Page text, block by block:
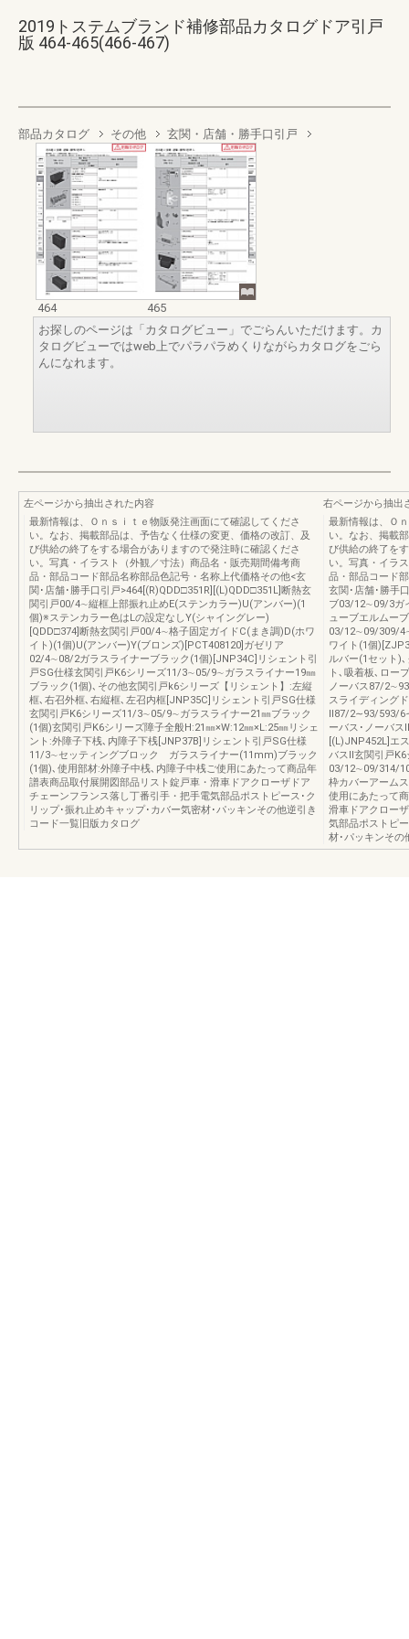
2019トステムブランド補修部品カタログドア引戸
版 464-465(466-467)
部品カタログ その他 玄関・店舗・勝手口引戸
464
465
お探しのページは「カタログビュー」でごらんいただけます。カ
タログビューではweb上でパラパラめくりながらカタログをごら
んになれます。
左ページから抽出された内容
最新情報は、Ｏｎｓｉｔｅ物販発注画面にて確認してくださ
い。なお、掲載部品は、予告なく仕様の変更、価格の改訂、及
び供給の終了をする場合がありますので発注時に確認くださ
い。写真・イラスト（外観／寸法）商品名・販売期間備考商
品・部品コード部品名称部品色記号・名称上代価格その他<玄
関･店舗･勝手口引戸>464[(R)QDD□351R][(L)QDD□351L]断熱玄
関引戸00/4∼縦框上部振れ止めE(ステンカラー)U(アンバー)(1
個)※ステンカラー色はLの設定なしY(シャイングレー)
[QDD□374]断熱玄関引戸00/4∼格子固定ガイドC(まき調)D(ホワ
イト)(1個)U(アンバー)Y(ブロンズ)[PCT408120]ガゼリア
02/4∼08/2ガラスライナーブラック(1個)[JNP34C]リシェント引
戸SG仕様玄関引戸K6シリーズ11/3∼05/9∼ガラスライナー19㎜
ブラック(1個)､その他玄関引戸k6シリーズ【リシェント】:左縦
框､右召外框､右縦框､左召内框[JNP35C]リシェント引戸SG仕様
玄関引戸K6シリーズ11/3∼05/9∼ガラスライナー21㎜ブラック
(1個)玄関引戸K6シリーズ障子全般H:21㎜×W:12㎜×L:25㎜リシェ
ント:外障子下桟､内障子下桟[JNP37B]リシェント引戸SG仕様
11/3∼セッティングブロック ガラスライナー(11mm)ブラック
(1個)､使用部材:外障子中桟､内障子中桟ご使用にあたって商品年
譜表商品取付展開図部品リスト錠戸車・滑車ドアクローザドア
チェーンフランス落し丁番引手・把手電気部品ポストピース･ク
リップ･振れ止めキャップ･カバー気密材･パッキンその他逆引き
コード一覧旧版カタログ
右ページから抽出
最新情報は、Ｏ
い。なお、掲載
び供給の終了を
い。写真・イラ
品・部品コード
玄関･店舗･勝手
ブ03/12∼09/3ガ
ューブエルムー
03/12∼09/309/
ワイト(1個
ルバー(1セット)
ト､吸着板､ロー
ノーバス87/
スライディング
Ⅱ87/2∼93/593/
ーバス･ノーバス
[(L)JNP452L]エ
バスⅡ玄関引戸
03/12∼09/314/
枠カバーアーム
使用にあたって
滑車ドアクロー
気部品ポストピ
材･パッキンその